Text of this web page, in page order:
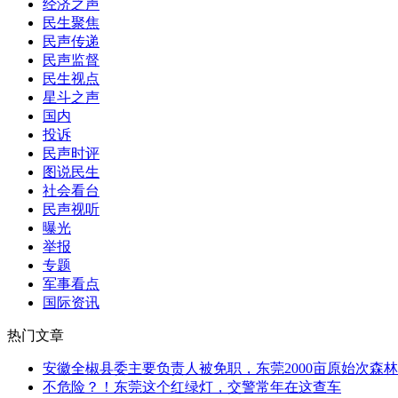
经济之声
民生聚焦
民声传递
民声监督
民生视点
星斗之声
国内
投诉
民声时评
图说民生
社会看台
民声视听
曝光
举报
专题
军事看点
国际资讯
热门文章
安徽全椒县委主要负责人被免职，东莞2000亩原始次森
不危险？！东莞这个红绿灯，交警常年在这查车